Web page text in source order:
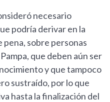
necesario
podría derivar en la
pena, sobre personas
que deben aún ser
y que tampoco
sustraído, por lo que
hasta la finalización del